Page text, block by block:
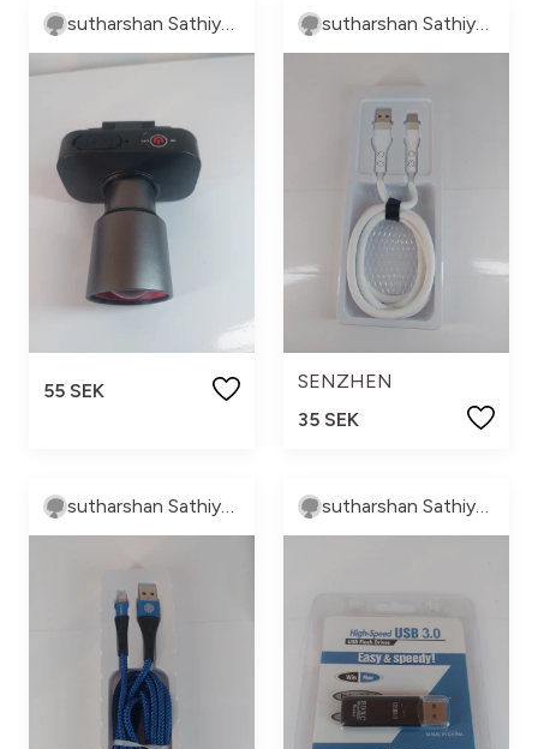
55 SEK
SENZHEN
35 SEK
sutharshan Sathiyaseelan sutharshan Sathiyaseelan